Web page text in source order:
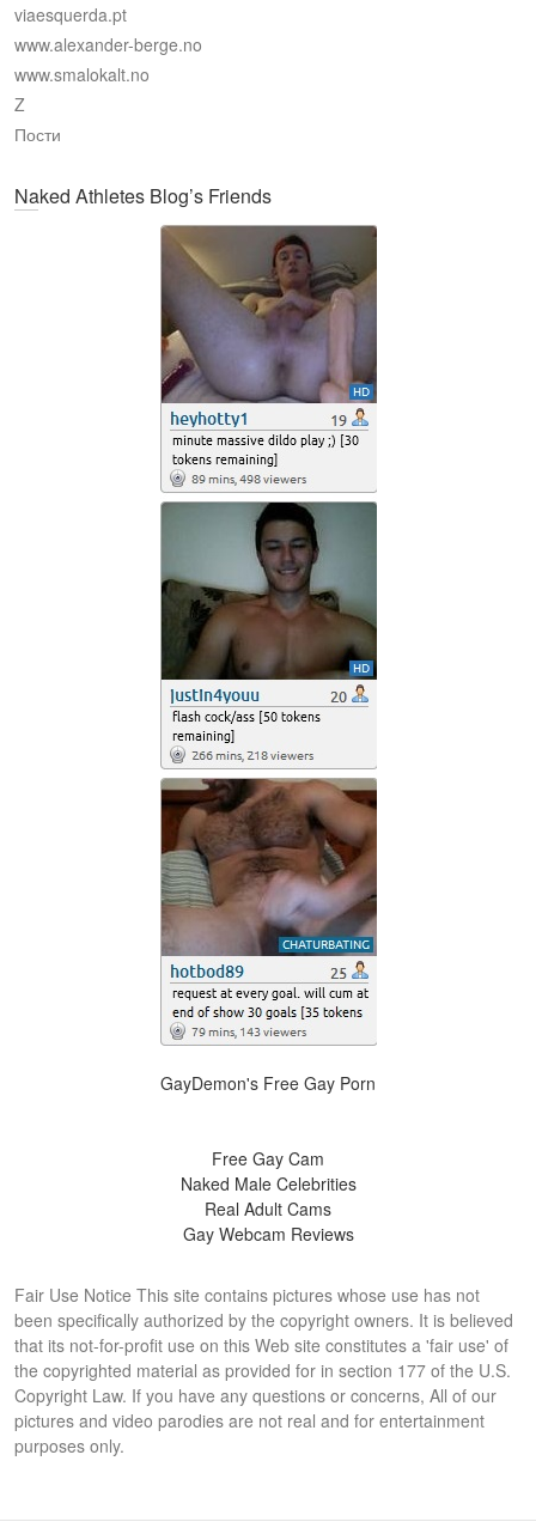
viaesquerda.pt
www.alexander-berge.no
www.smalokalt.no
Z
Пости
Naked Athletes Blog’s Friends
GayDemon's Free Gay Porn
Free Gay Cam
Naked Male Celebrities
Real Adult Cams
Gay Webcam Reviews
Fair Use Notice This site contains pictures whose use has not
been specifically authorized by the copyright owners. It is believed
that its not-for-profit use on this Web site constitutes a 'fair use' of
the copyrighted material as provided for in section 177 of the U.S.
Copyright Law. If you have any questions or concerns, All of our
pictures and video parodies are not real and for entertainment
purposes only.